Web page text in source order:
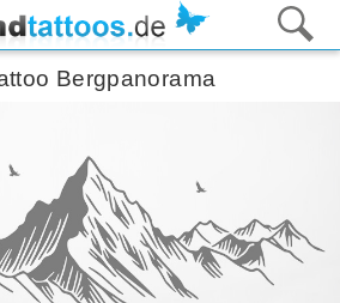
Bergpanorama